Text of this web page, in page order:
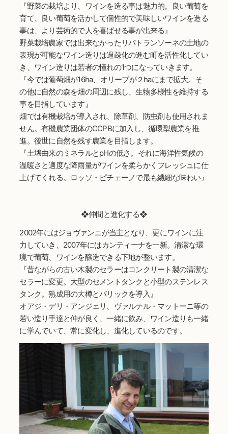
『野菜の栽培より、ワインを造る事は魅力的。良い葡萄を
育て、良い葡萄を活かして個性的で美味しいワインを造る
事は、より芸術的で人を喜ばせる事が出来る』
野菜栽培農家では出来なかったリパトランソーネの土地の
表現が可能なワイン造りは過疎化の進む町を活性化してい
き、ワイン造りは若者の憧れの1つになっていきます。
『今では葡萄畑が16ha、オリーブが２haにまで拡大。そ
の他に自然の森を畑の周辺に残し、生物多様性を維持する
事を目指しています』
畑では有機栽培が導入され、除草剤、防虫剤も使用されま
せん。有機農業団体のCCPBに加入し、循環型農業を推
進。後世に自然を残す農業を目指します。
『土壌由来のミネラルとpHの低さ。それに海洋性気候の
温暖さと適度な降雨量がワインを柔らかくフレッシュに仕
上げてくれる。ロッソ・ピチェーノで最も繊細な味わい』
❖仲間と進化する❖
2002年にはジョヴァンニが当主となり、更にワインに注
力していき、2007年にはカンティーナを一新。清潔な環
境で葡萄、ワインを醸造できる下地が整います。
『昔ながらの古い木製のセラーはコンクリート製の清潔な
セラーに変更。大型のセメントタンクと小型のステンレス
タンク。熟成用の大樽とバリックを導入』
オアジ・デリ・アンジェリ、ヴァルテル・マットーニ等の
若い造り手達と仲が良く、一緒に飲み、ワイン造りも一緒
に学んでいて、常に変化し、進化しているのです。